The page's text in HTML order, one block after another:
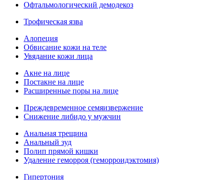
Офтальмологический демодекоз
Трофическая язва
Алопеция
Обвисание кожи на теле
Увядание кожи лица
Акне на лице
Постакне на лице
Расширенные поры на лице
Преждевременное семяизвержение
Снижение либидо у мужчин
Анальная трещина
Анальный зуд
Полип прямой кишки
Удаление геморроя (геморроидэктомия)
Гипертония